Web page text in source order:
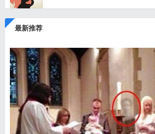
最新推荐